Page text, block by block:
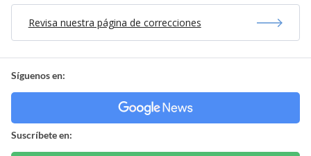
Revisa nuestra página de correcciones
Síguenos en:
Suscríbete en: